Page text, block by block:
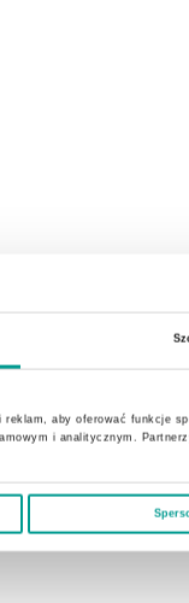
aby oferować funkcje
i analitycznym.